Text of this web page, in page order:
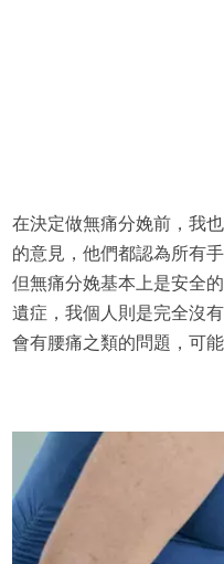
在決定做無痛分娩前，我
的意見，他們都認為所有
但無痛分娩基本上是安全
遺症，我個人則是完全沒
會有腰痛之類的問題，可